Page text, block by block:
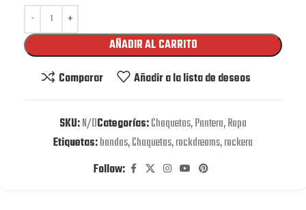
AÑADIR AL CARRITO
Comparar
Añadir a la lista de deseos
SKU:N/DCategorías:Chaquetas,Pantera,Ropa
Etiquetas:bandas,Chaquetas,rockdreams,rockera
Follow: